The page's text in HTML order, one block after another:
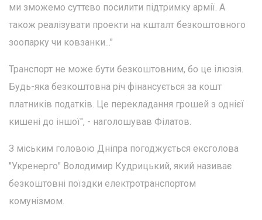
ми зможемо суттєво посилити підтримку армії. А
також реалізувати проекти на кшталт безкоштовного
зоопарку чи ковзанки..."
Транспорт не може бути безкоштовним, бо це ілюзія.
Будь-яка безкоштовна річ фінансується за кошт
платників податків. Це перекладання грошей з однієї
кишені до іншої", - наголошував Філатов.
З міським головою Дніпра погоджується ексголова
"Укренерго" Володимир Кудрицький, який називає
безкоштовні поїздки електротранспортом
комунізмом.